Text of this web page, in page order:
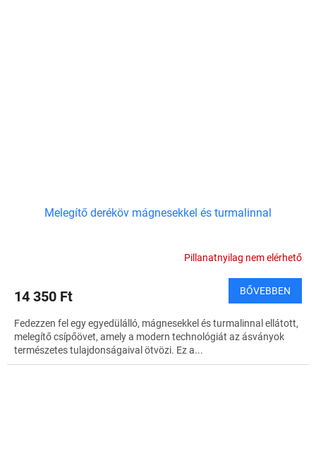
Melegítő deréköv mágnesekkel és turmalinnal
Pillanatnyilag nem elérhető
14 350 Ft BŐVEBBEN
Fedezzen fel egy egyedülálló, mágnesekkel és turmalinnal ellátott,
melegítő csípőövet, amely a modern technológiát az ásványok
természetes tulajdonságaival ötvözi. Ez a...